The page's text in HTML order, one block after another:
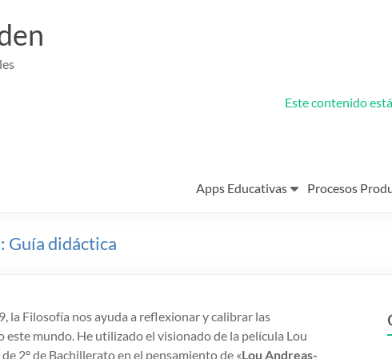
Este contenido
Apps Educativas Procesos
Guía didáctica
Filosofía nos ayuda a reflexionar y calibrar las
mundo. He utilizado el visionado de la película Lou
2º de Bachillerato en el pensamiento de «Lou Andreas-